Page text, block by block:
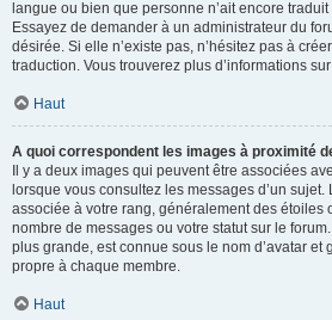
langue ou bien que personne n’ait encore
Essayez de demander à un administrateur du
désirée. Si elle n’existe pas, n’hésitez pas à
traduction. Vous trouverez plus d’informations
Haut
A quoi correspondent les images à proximité
Il y a deux images qui peuvent être associées
lorsque vous consultez les messages d’un sujet.
associée à votre rang, généralement des étoiles
nombre de messages ou votre statut sur le
plus grande, est connue sous le nom d’avatar et
propre à chaque membre.
Haut